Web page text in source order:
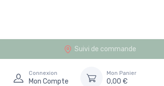
Suivi de commande
Connexion
Mon Compte
Mon Panier
0,00 €